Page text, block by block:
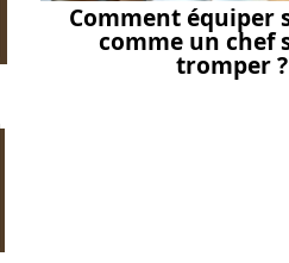
Comment équiper
comme un chef
tromper ?